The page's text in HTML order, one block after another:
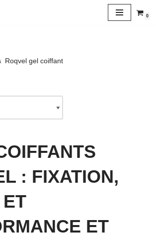
0
Roqvel gel coiffant
: FIXATION,
ET